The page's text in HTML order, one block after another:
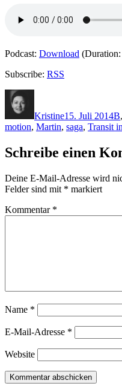
Podcast: Download
Subscribe: RSS
Kristine15. Juli 2014B,
motion, Martin, saga, Transit
Schreibe einen
Deine E-Mail-Adresse wird
Felder sind mit * markiert
Kommentar *
Name *
E-Mail-Adresse *
Website